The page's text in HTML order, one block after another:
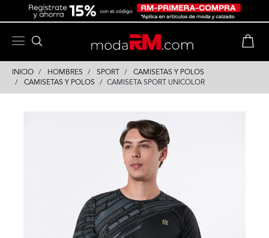
INICIO HOMBRES SPORT
CAMISETAS Y POLOS
CAMISETAS Y POLOS
CAMISETA SPORT UNICOLOR